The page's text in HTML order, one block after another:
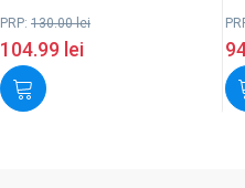
PRP: 130.00lei
104.99 lei